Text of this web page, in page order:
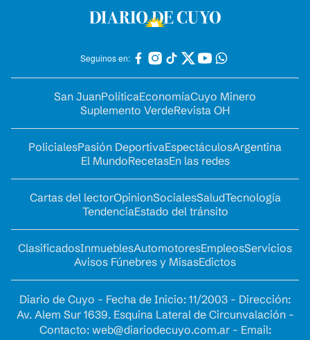
Seguinos en:
San JuanPolíticaEconomíaCuyo Minero
Suplemento VerdeRevista OH
PolicialesPasión DeportivaEspectáculosArgentina
El MundoRecetasEn las redes
Cartas del lectorOpinionSocialesSaludTecnología
TendenciaEstado del tránsito
ClasificadosInmueblesAutomotoresEmpleosServicios
Avisos Fúnebres y MisasEdictos
Diario de Cuyo - Fecha de Inicio: 11/2003 - Dirección:
Av. Alem Sur 1639. Esquina Lateral de Circunvalación -
Contacto: web@diariodecuyo.com.ar- Email: